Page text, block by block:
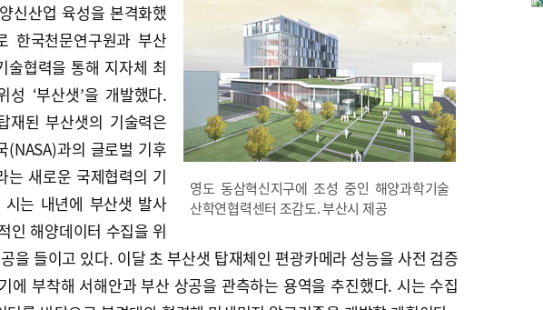
영도 동삼혁신지구에 조성 중인 해양과학기술
산학연협력센터 조감도. 부산시 제공
신산업 육성을 본격화했
한국천문연구원과 부산
술협력을 통해 지자체 최
성 ‘부산샛’을 개발했다.
재된 부산샛의 기술력은
(NASA)과의 글로벌 기후
는 새로운 국제협력의 기
는 내년에 부산샛 발사
인 해양데이터 수집을 위
을 들이고 있다. 이달 초 부산샛 탑재체인 편광카메라 성능을 사전 검증
에 부착해 서해안과 부산 상공을 관측하는 용역을 추진했다. 시는 수집